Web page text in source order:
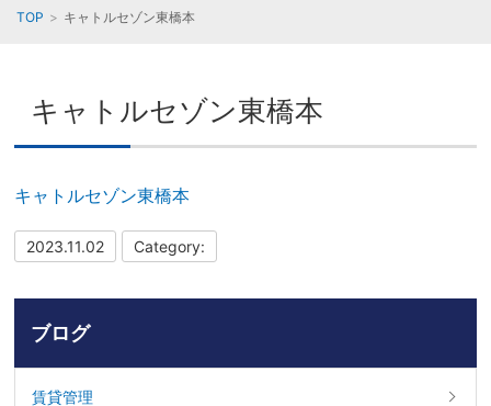
TOP キャトルセゾン東橋本
キャトルセゾン東橋本
キャトルセゾン東橋本
2023.11.02 Category:
ブログ
賃貸管理